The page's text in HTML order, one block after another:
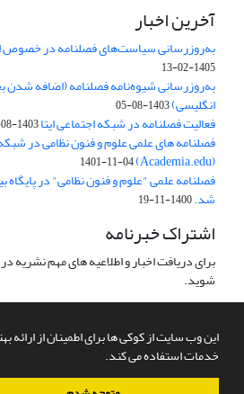
این وب سایت از کوکی ها برای اطمینان از ارائه
خدمات استفاده می کند.
آخرین اخبار
به‌روزرسانی سیاست‌های فصلنامه در
1405-02-13
به‌روزرسانی شیوه‌نامه فصلنامه (اضافه
انگلیسی)1403-08-05
فعالیت فصلنامه در شبکه اجتماعی ایتا1403-08-04
فصلنامه های علمی علوم و فنون نظامی در
(Academia.edu)
1401-11-04
شد.1400-11-19
اشتراک خبرنامه
برای دریافت اخبار و اطلاعیه های مهم نشریه
شوید.